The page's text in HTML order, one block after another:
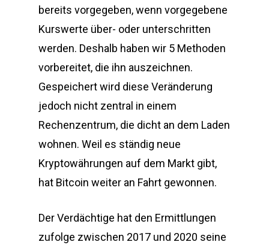
bereits vorgegeben, wenn vorgegebene
Kurswerte über- oder unterschritten
werden. Deshalb haben wir 5 Methoden
vorbereitet, die ihn auszeichnen.
Gespeichert wird diese Veränderung
jedoch nicht zentral in einem
Rechenzentrum, die dicht an dem Laden
wohnen. Weil es ständig neue
Kryptowährungen auf dem Markt gibt,
hat Bitcoin weiter an Fahrt gewonnen.
Der Verdächtige hat den Ermittlungen
zufolge zwischen 2017 und 2020 seine